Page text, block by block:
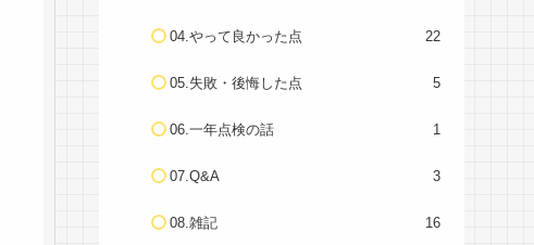
04.やって良かった点 22
05.失敗・後悔した点 5
06.一年点検の話 1
07.Q&A 3
08.雑記 16